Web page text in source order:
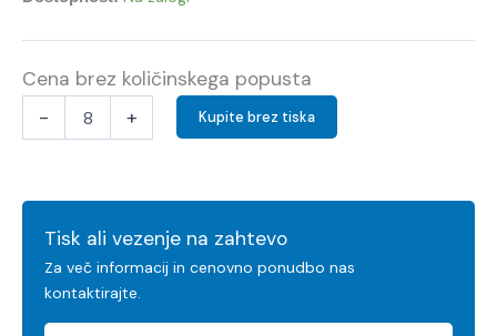
Cena brez količinskega popusta
- + Kupite brez tiska
Tisk ali vezenje na zahtevo
Za več informacij in cenovno ponudbo nas
kontaktirajte.